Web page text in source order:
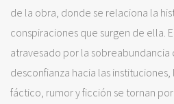
de la obra, donde se relaciona la
conspiraciones que surgen de ella.
atravesado por la sobreabundancia
desconfianza hacia las
fáctico, rumor y ficción se tornan